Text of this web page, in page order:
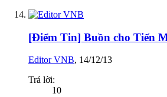
[Điểm Tin] Buồn cho Tiến
Editor VNB, 14/12/13
Trả lời:
10